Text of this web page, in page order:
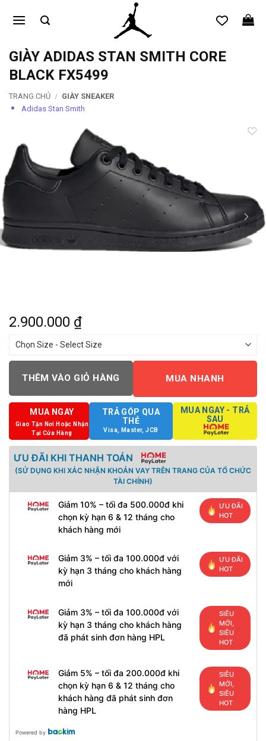
qua
dungGIÀY ADIDAS STAN SMITH CORE
BLACK FX5499
TRANG CHỦ / GIÀY SNEAKER
Adidas Stan Smith
2.900.000 ₫
THÊM VÀO GIỎ HÀNG MUA NHANH
MUA NGAY
Giao Tận Nơi Hoặc Nhận
Tại Cửa Hàng
TRẢ GÓP QUA
THẺ
Visa, Master, JCB
MUA NGAY - TRẢ
SAU
ƯU ĐÃI KHI THANH TOÁN
(SỬ DỤNG KHI XÁC NHẬN KHOẢN VAY TRÊN TRANG CỦA TỔ CHỨC
TÀI CHÍNH)
Giảm 10% – tối đa 500.000đ khi
chọn kỳ hạn 6 & 12 tháng cho
khách hàng mới
ƯU ĐÃI
HOT
Giảm 3% – tối đa 100.000đ với
kỳ hạn 3 tháng cho khách hàng
mới
ƯU ĐÃI
HOT
Giảm 3% – tối đa 100.000đ với
kỳ hạn 3 tháng cho khách hàng
đã phát sinh đơn hàng HPL
SIÊU
MỚI,
SIÊU
HOT
Giảm 5% – tối đa 200.000đ khi
chọn kỳ hạn 6 & 12 tháng cho
khách hàng đã phát sinh đơn
hàng HPL
SIÊU
MỚI,
SIÊU
HOT
Powered by